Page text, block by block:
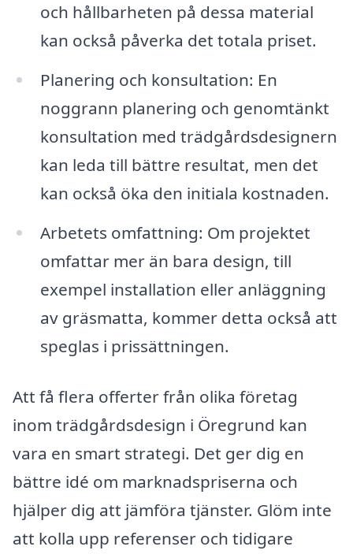
och hållbarheten på dessa material
kan också påverka det totala priset.
Planering och konsultation: En
noggrann planering och genomtänkt
konsultation med trädgårdsdesignern
kan leda till bättre resultat, men det
kan också öka den initiala kostnaden.
Arbetets omfattning: Om projektet
omfattar mer än bara design, till
exempel installation eller anläggning
av gräsmatta, kommer detta också att
speglas i prissättningen.
Att få flera offerter från olika företag
inom trädgårdsdesign i Öregrund kan
vara en smart strategi. Det ger dig en
bättre idé om marknadspriserna och
hjälper dig att jämföra tjänster. Glöm inte
att kolla upp referenser och tidigare